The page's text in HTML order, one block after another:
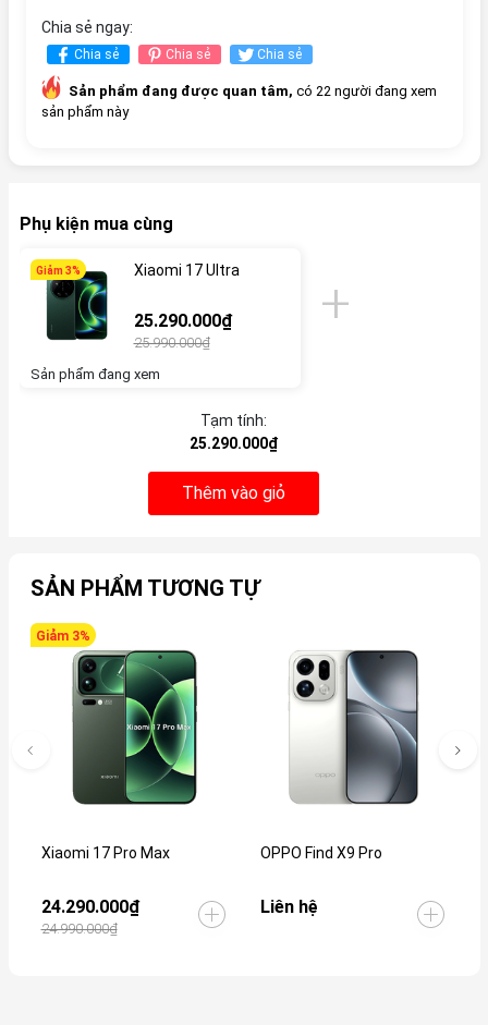
Chia sẻ ngay:
Chia sẻ Chia sẻ Chia sẻ
Sản phẩm đang được quan tâm, có 22 người đang xem
sản phẩm này
Phụ kiện mua cùng
Giảm 3% Xiaomi 17 Ultra
25.290.000₫
25.990.000₫
Sản phẩm đang xem
Tạm tính:
25.290.000₫
Thêm vào giỏ
SẢN PHẨM TƯƠNG TỰ
Giảm 3%
Xiaomi 17 Pro Max
24.290.000₫
24.990.000₫
OPPO Find X9 Pro
Liên hệ